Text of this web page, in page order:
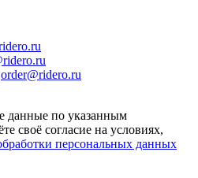
order@ridero.ru
данные по указанным
своё согласие на условиях,
персональных данных